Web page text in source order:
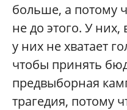
больше, а потому
не до этого. У них,
у них не хватает
чтобы принять
предвыборная
трагедия, потому